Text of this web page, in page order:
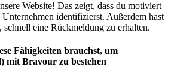
Website! Das zeigt, dass du motiviert
identifizierst. Außerdem hast
schnell eine Rückmeldung zu erhalten.
Fähigkeiten brauchst, um
mit Bravour zu bestehen